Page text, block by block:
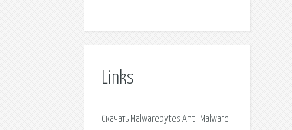
Links
Скачать Malwarebytes Anti-Malware